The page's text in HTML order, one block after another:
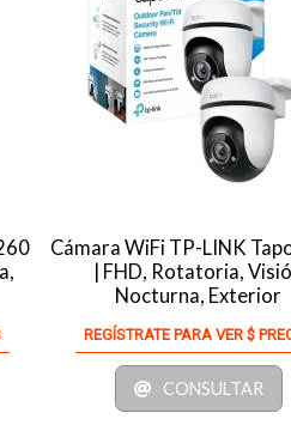
Cámara WiFi TP-LINK
| FHD, Rotatoria,
Nocturna, Exterior
REGÍSTRATE PARA VER $
CONSULTAR